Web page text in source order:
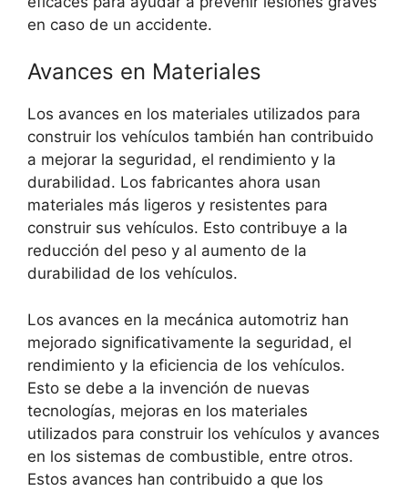
en caso de un accidente.
Avances en Materiales
Los avances en los materiales utilizados para
construir los vehículos también han contribuido
a mejorar la seguridad, el rendimiento y la
durabilidad. Los fabricantes ahora usan
materiales más ligeros y resistentes para
construir sus vehículos. Esto contribuye a la
reducción del peso y al aumento de la
durabilidad de los vehículos.
Los avances en la mecánica automotriz han
mejorado significativamente la seguridad, el
rendimiento y la eficiencia de los vehículos.
Esto se debe a la invención de nuevas
tecnologías, mejoras en los materiales
utilizados para construir los vehículos y avances
en los sistemas de combustible, entre otros.
Estos avances han contribuido a que los